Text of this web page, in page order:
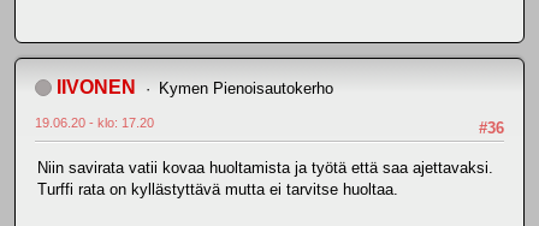
IIVONEN Kymen Pienoisautokerho
#36
19.06.20 - klo: 17.20
Niin savirata vatii kovaa huoltamista ja työtä että saa ajettavaksi.
Turffi rata on kyllästyttävä mutta ei tarvitse huoltaa.